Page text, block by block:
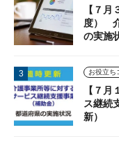
【７
度）
の実施
【７
ス継続
新）